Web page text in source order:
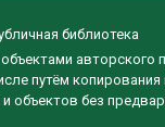
библиотека
авторского
путём
без